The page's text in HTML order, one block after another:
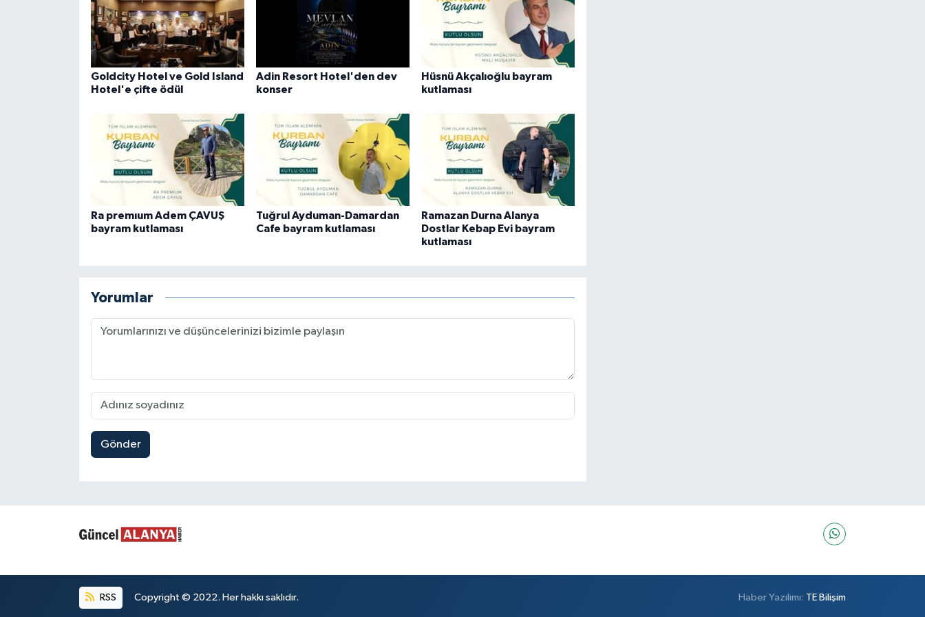
Goldcity Hotel ve Gold Island
Hotel'e çifte ödül
Adin Resort Hotel'den dev
konser
Hüsnü Akçalıoğlu bayram
kutlaması
Ra premıum Adem ÇAVUŞ
bayram kutlaması
Tuğrul Ayduman-Damardan
Cafe bayram kutlaması
Ramazan Durna Alanya
Dostlar Kebap Evi bayram
kutlaması
Yorumlar
Gönder
RSS Copyright © 2022. Her hakkı saklıdır. Haber Yazılımı: TE Bilişim